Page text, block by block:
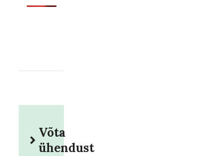
Võta
ühendust